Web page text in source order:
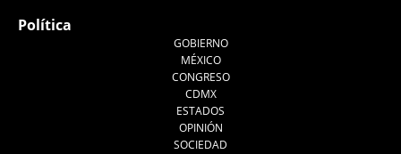
Política
GOBIERNO
MÉXICO
CONGRESO
CDMX
ESTADOS
OPINIÓN
SOCIEDAD